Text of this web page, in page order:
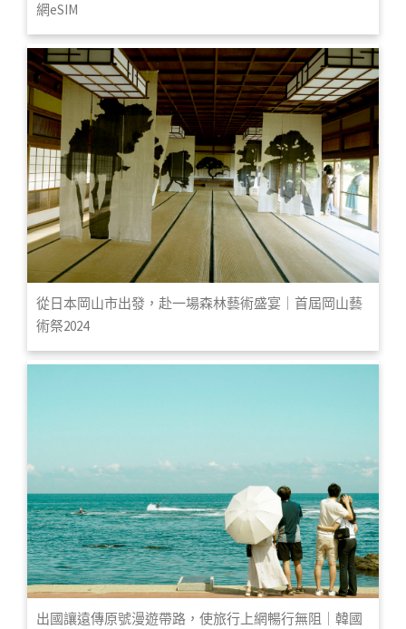
網eSIM
從日本岡山市出發，赴一場森林藝術盛宴｜首屆岡山藝
術祭2024
出國讓遠傳原號漫遊帶路，使旅行上網暢行無阻｜韓國